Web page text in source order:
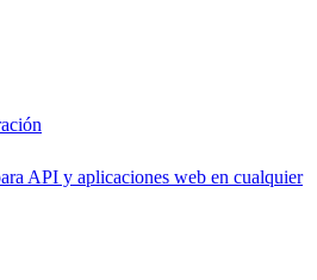
API y aplicaciones web en cualquier